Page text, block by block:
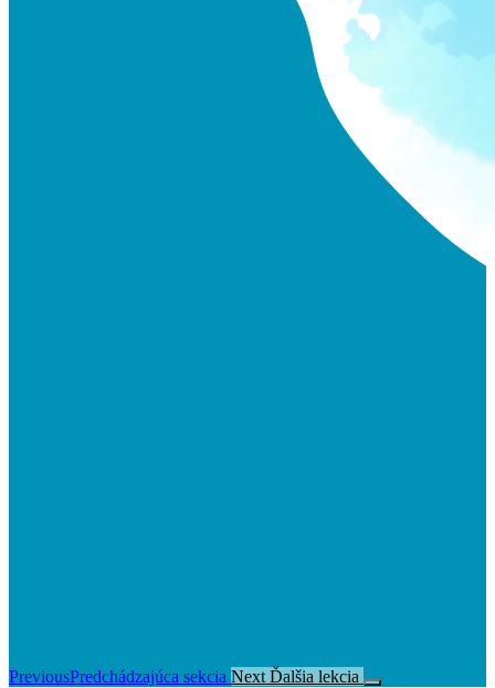
PreviousPredchádzajúca sekcia Next Ďalšia lekcia